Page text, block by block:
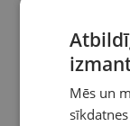
Mēs un